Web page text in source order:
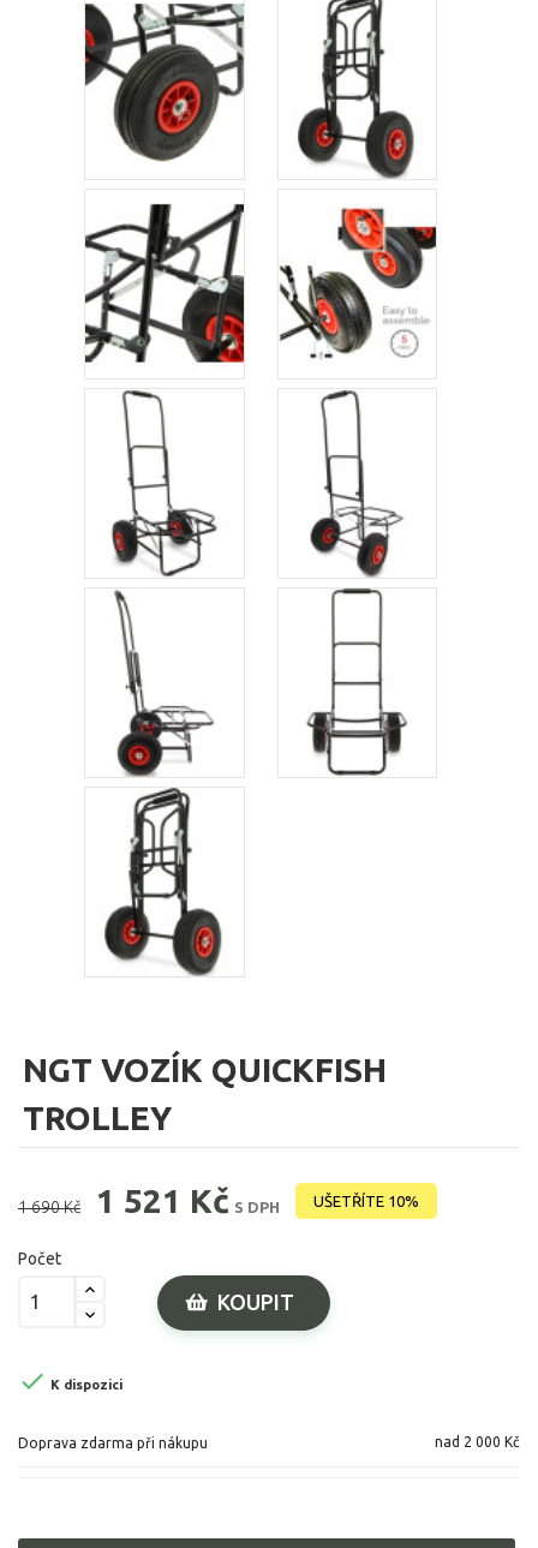
NGT VOZÍK QUICKFISH
TROLLEY
1 690 Kč 1 521 Kč S DPH UŠETŘÍTE 10%
Počet
KOUPIT
 K dispozici
Doprava zdarma při nákupu nad 2 000 Kč